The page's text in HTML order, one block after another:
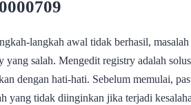
langkah awal tidak berhasil,
yang salah. Mengedit registry adalah
dengan hati-hati. Sebelum memulai,
yang tidak diinginkan jika terjadi